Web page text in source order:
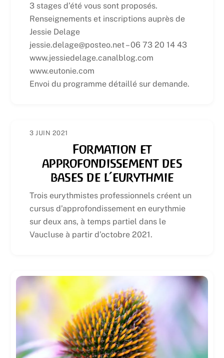
3 stages d’été vous sont proposés.
Renseignements et inscriptions auprès de
Jessie Delage
jessie.delage@posteo.net – 06 73 20 14 43
www.jessiedelage.canalblog.com
www.eutonie.com
Envoi du programme détaillé sur demande.
3 JUIN 2021
Formation et
approfondissement des
bases de l’eurythmie
Trois eurythmistes professionnels créent un
cursus d’approfondissement en eurythmie
sur deux ans, à temps partiel dans le
Vaucluse à partir d’octobre 2021.